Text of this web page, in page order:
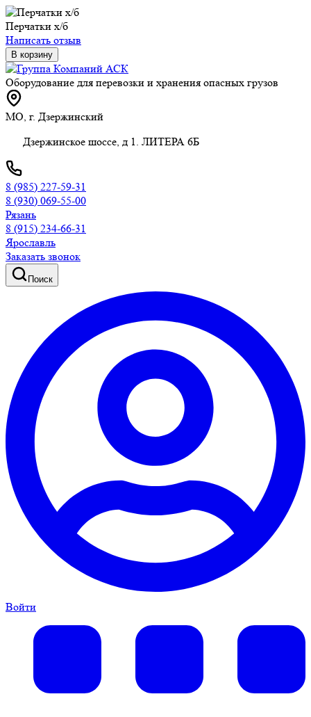
Перчатки х/б
Написать отзыв
В корзину
Оборудование для перевозки и хранения опасных грузов
МО, г. Дзержинский
Дзержинское шоссе, д 1. ЛИТЕРА 6Б
8 (985) 227-59-31
8 (930) 069-55-00
Рязань
8 (915) 234-66-31
Ярославль
Заказать звонок
Поиск
Войти